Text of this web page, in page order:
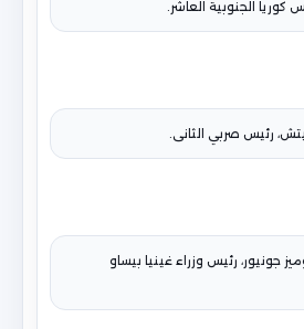
كوريا الجنوبية العاشر.
رئيس صربي الثانى.
غوميز جونيور، رئيس وزراء غينيا بيساو